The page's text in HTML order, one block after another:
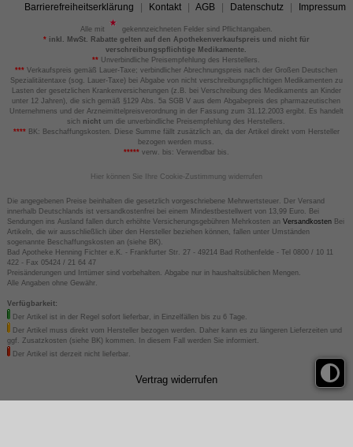
Barrierefreiheitserklärung Kontakt AGB Datenschutz Impressum
Alle mit
gekennzeichneten Felder sind Pflichtangaben.
*inkl. MwSt. Rabatte gelten auf den Apothekenverkaufspreis und nicht für
verschreibungspflichtige Medikamente.
** Unverbindliche Preisempfehlung des Herstellers.
*** Verkaufspreis gemäß Lauer-Taxe; verbindlicher Abrechnungspreis nach der Großen Deutschen
Spezialitätentaxe (sog. Lauer-Taxe) bei Abgabe von nicht verschreibungspflichtigen Medikamenten zu
Lasten der gesetzlichen Krankenversicherungen (z.B. bei Verschreibung des Medikaments an Kinder
unter 12 Jahren), die sich gemäß §129 Abs. 5a SGB V aus dem Abgabepreis des pharmazeutischen
Unternehmens und der Arzneimittelpreisverordnung in der Fassung zum 31.12.2003 ergibt. Es handelt
sich nicht um die unverbindliche Preisempfehlung des Herstellers.
****BK: Beschaffungskosten. Diese Summe fällt zusätzlich an, da der Artikel direkt vom Hersteller
bezogen werden muss.
*****verw. bis: Verwendbar bis.
Hier können Sie Ihre Cookie-Zustimmung widerrufen
Die angegebenen Preise beinhalten die gesetzlich vorgeschriebene Mehrwertsteuer. Der Versand
innerhalb Deutschlands ist versandkostenfrei bei einem Mindestbestellwert von 13,99 Euro. Bei
Sendungen ins Ausland fallen durch erhöhte Versicherungsgebühren Mehrkosten an VersandkostenBei
Artikeln, die wir ausschließlich über den Hersteller beziehen können, fallen unter Umständen
sogenannte Beschaffungskosten an (siehe BK).
Bad Apotheke Henning Fichter e.K. - Frankfurter Str. 27 - 49214 Bad Rothenfelde - Tel 0800 / 10 11
422 - Fax 05424 / 21 64 47
Preisänderungen und Irrtümer sind vorbehalten. Abgabe nur in haushaltsüblichen Mengen.
Alle Angaben ohne Gewähr.
Verfügbarkeit:
Der Artikel ist in der Regel sofort lieferbar, in Einzelfällen bis zu 6 Tage.
Der Artikel muss direkt vom Hersteller bezogen werden. Daher kann es zu längeren Lieferzeiten und
ggf. Zusatzkosten (siehe BK) kommen. In diesem Fall werden Sie informiert.
Der Artikel ist derzeit nicht lieferbar.
Vertrag widerrufen